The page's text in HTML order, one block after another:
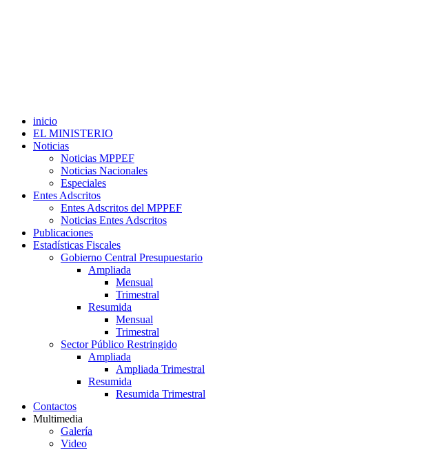
inicio
EL MINISTERIO
Noticias
Noticias MPPEF
Noticias Nacionales
Especiales
Entes Adscritos
Entes Adscritos del MPPEF
Noticias Entes Adscritos
Publicaciones
Estadísticas Fiscales
Gobierno Central Presupuestario
Ampliada
Mensual
Trimestral
Resumida
Mensual
Trimestral
Sector Público Restringido
Ampliada
Ampliada Trimestral
Resumida
Resumida Trimestral
Contactos
Multimedia
Galería
Video